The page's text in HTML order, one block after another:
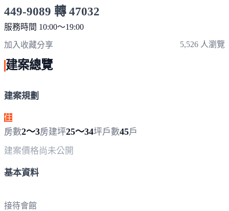
449-9089 轉 47032
服務時間 10:00～19:00
加入收藏分享 5,526 人瀏覽
建案總覽
建案規劃
住
房數2～3房建坪25～34坪戶數45戶
建案價格尚未公開
基本資料
接待會館